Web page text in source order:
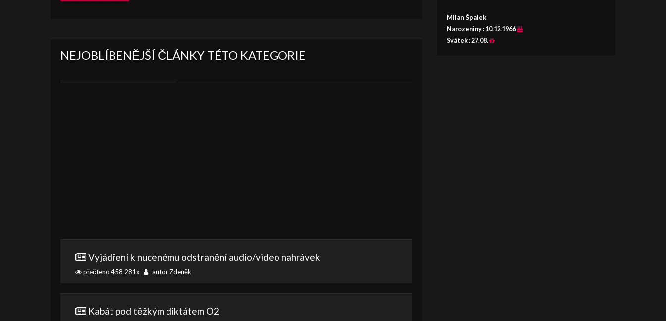
NEJOBLÍBENĚJŠÍ ČLÁNKY TÉTO KATEGORIE
Vyjádření k nucenému odstranění audio/video nahrávek
přečteno 458 281x autor Zdeněk
Kabát pod těžkým diktátem O2
Milan Špalek
Narozeniny : 10.12.1966
Svátek :27.08.